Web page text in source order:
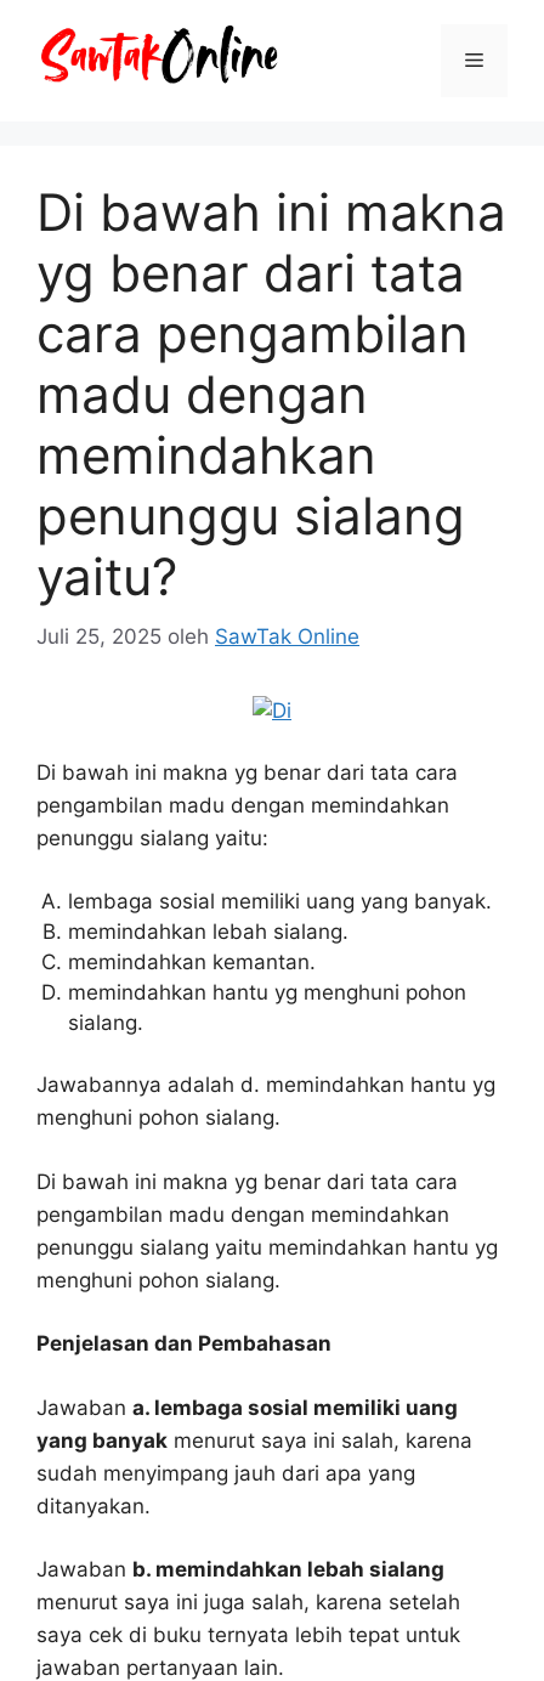
Menu
Di bawah ini makna
yg benar dari tata
cara pengambilan
madu dengan
memindahkan
penunggu sialang
yaitu?
Juli 25, 2025 oleh SawTak Online
Di bawah ini makna yg benar dari tata cara
pengambilan madu dengan memindahkan
penunggu sialang yaitu:
lembaga sosial memiliki uang yang banyak.
memindahkan lebah sialang.
memindahkan kemantan.
memindahkan hantu yg menghuni pohon
sialang.
Jawabannya adalah d. memindahkan hantu yg
menghuni pohon sialang.
Di bawah ini makna yg benar dari tata cara
pengambilan madu dengan memindahkan
penunggu sialang yaitu memindahkan hantu yg
menghuni pohon sialang.
Penjelasan dan Pembahasan
Jawaban a. lembaga sosial memiliki uang
yang banyak menurut saya ini salah, karena
sudah menyimpang jauh dari apa yang
ditanyakan.
Jawaban b. memindahkan lebah sialang
menurut saya ini juga salah, karena setelah
saya cek di buku ternyata lebih tepat untuk
jawaban pertanyaan lain.